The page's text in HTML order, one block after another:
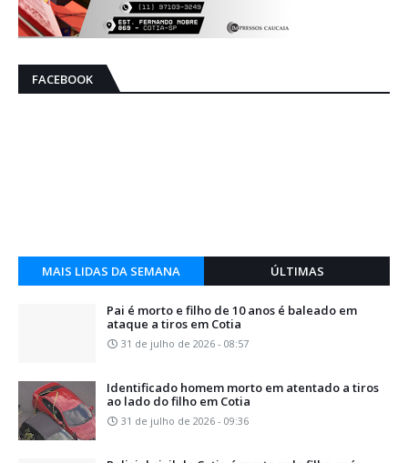
FACEBOOK
MAIS LIDAS DA SEMANA ÚLTIMAS
Pai é morto e filho de 10 anos é baleado em
ataque a tiros em Cotia
31 de julho de 2026 - 08:57
Identificado homem morto em atentado a tiros
ao lado do filho em Cotia
31 de julho de 2026 - 09:36